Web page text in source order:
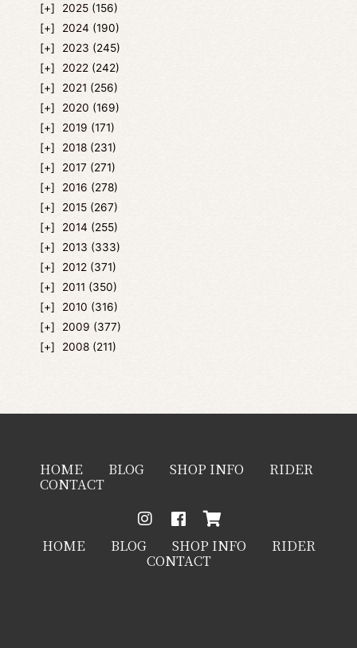
2025 (156)
2024 (190)
2023 (245)
2022 (242)
2021 (256)
2020 (169)
2019 (171)
2018 (231)
2017 (271)
2016 (278)
2015 (267)
2014 (255)
2013 (333)
2012 (371)
2011 (350)
2010 (316)
2009 (377)
2008 (211)
HOME BLOG SHOP INFO RIDER
CONTACT
HOME BLOG SHOP INFO RIDER
CONTACT